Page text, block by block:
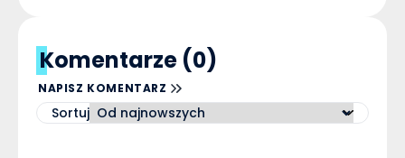
Komentarze (0)
NAPISZ KOMENTARZ
Sortuj